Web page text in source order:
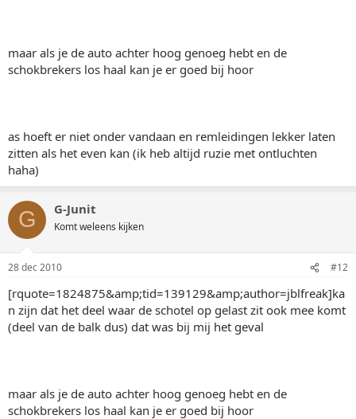
maar als je de auto achter hoog genoeg hebt en de
schokbrekers los haal kan je er goed bij hoor
as hoeft er niet onder vandaan en remleidingen lekker laten
zitten als het even kan (ik heb altijd ruzie met ontluchten
haha)
G G-Junit
Komt weleens kijken
28 dec 2010 #12
[rquote=1824875&amp;tid=139129&amp;author=jblfreak]ka
n zijn dat het deel waar de schotel op gelast zit ook mee komt
(deel van de balk dus) dat was bij mij het geval
maar als je de auto achter hoog genoeg hebt en de
schokbrekers los haal kan je er goed bij hoor